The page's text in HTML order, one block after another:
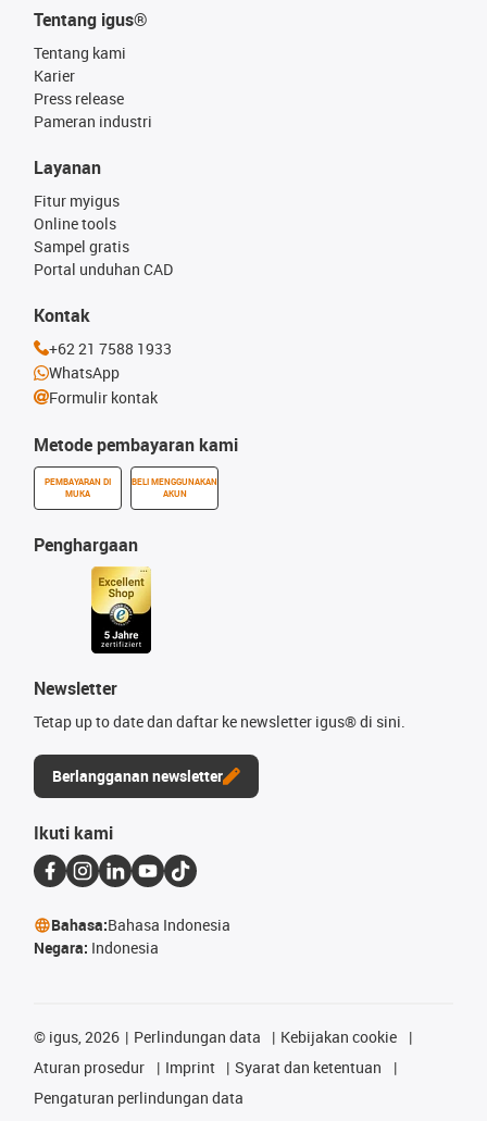
Tentang igus®
Tentang kami
Karier
Press release
Pameran industri
Metode pembayaran kami
PEMBAYARAN DI
MUKA
BELI MENGGUNAKAN
AKUN
Layanan
Fitur myigus
Online tools
Sampel gratis
Portal unduhan CAD
Penghargaan
Newsletter
Tetap up to date dan daftar ke newsletter igus® di sini.
Berlangganan newsletter
Kontak
+62 21 7588 1933
WhatsApp
Formulir kontak
Ikuti kami
Bahasa:Bahasa Indonesia
Negara: Indonesia
© igus, 2026 Perlindungan data
Kebijakan cookie
Aturan prosedur
Imprint
Syarat dan ketentuan
Pengaturan perlindungan data